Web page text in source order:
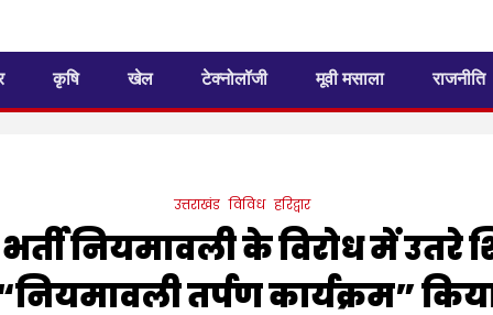
कृषि खेल टेक्नोलॉजी मूवी मसाला राजनीति
उत्तराखंड विविध हरिद्वार
भर्ती नियमावली के विरोध में उतरे
तर्पण कार्यक्रम”